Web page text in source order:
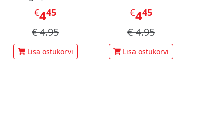
White)
€445
€4.95
Lisa ostukorvi
€445
€4.95
Lisa ostukorvi